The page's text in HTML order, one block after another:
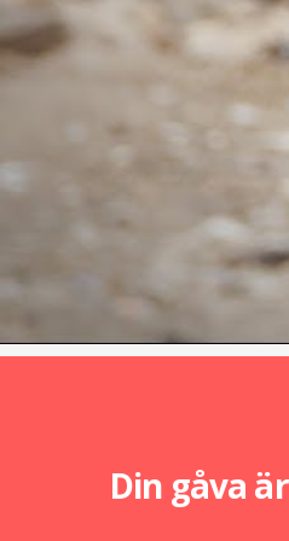
Din gåva